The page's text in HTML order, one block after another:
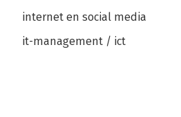
internet en social media
it-management / ict